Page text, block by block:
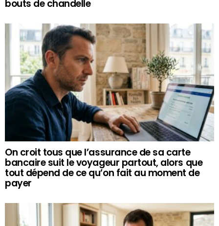
bouts de chandelle
On croit tous que l’assurance de sa carte
bancaire suit le voyageur partout, alors que
tout dépend de ce qu’on fait au moment de
payer